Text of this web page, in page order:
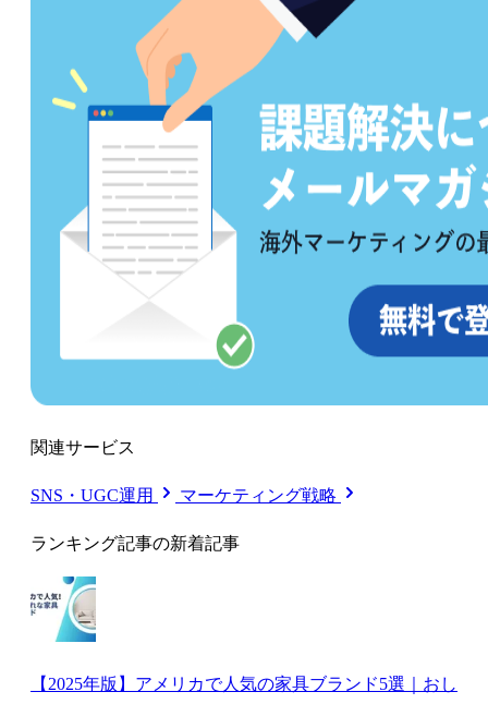
関連サービス
SNS・UGC運用 マーケティング戦略
ランキング記事の新着記事
【2025年版】アメリカで人気の家具ブランド5選｜おし